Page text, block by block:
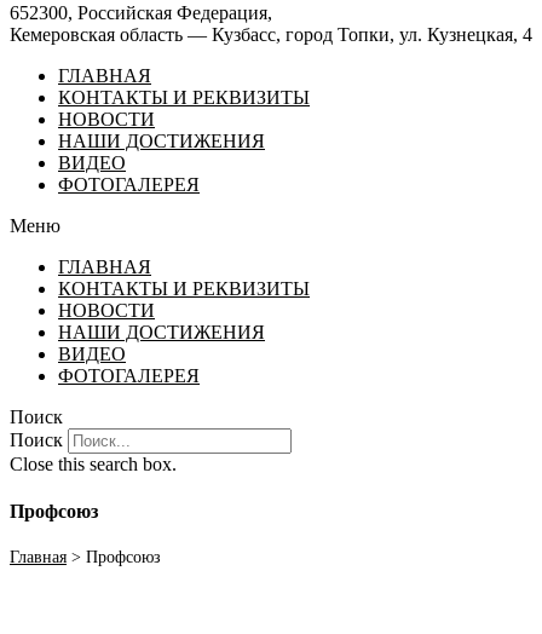
652300, Российская Федерация,
Кемеровская область — Кузбасс, город Топки, ул. Кузнецкая, 4
ГЛАВНАЯ
КОНТАКТЫ И РЕКВИЗИТЫ
НОВОСТИ
НАШИ ДОСТИЖЕНИЯ
ВИДЕО
ФОТОГАЛЕРЕЯ
Меню
ГЛАВНАЯ
КОНТАКТЫ И РЕКВИЗИТЫ
НОВОСТИ
НАШИ ДОСТИЖЕНИЯ
ВИДЕО
ФОТОГАЛЕРЕЯ
Поиск
Поиск
Close this search box.
Профсоюз
Главная > Профсоюз